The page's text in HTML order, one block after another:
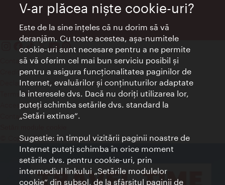
Contact
Credits
Declaraţie privind protecţia datelor
Terms of Use
Accesibilitate
Contact presa
© Copyright Wien Tourismus
V-ar plăcea nişte cookie-uri?
Este de la sine înţeles că nu dorim să vă
deranjăm. Cu toate acestea, aşa-numitele
cookie-uri sunt necesare pentru a ne permite
să vă oferim cel mai bun serviciu posibil şi
pentru a asigura funcţionalitatea paginilor de
Internet, evaluărilor şi conţinuturilor adaptate
la interesele dvs. Dacă nu doriţi utilizarea lor,
puteţi schimba setările dvs. standard la
„Setări extinse“.
Sugestie: în timpul vizitării paginii noastre de
Internet puteţi schimba în orice moment
setările dvs. pentru cookie-uri, prin
intermediul linkului „Setările modulelor
cookie“ din subsol, de la sfârşitul paginii de